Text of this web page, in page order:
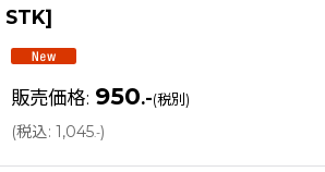
STK]
販売価格: 950.-(税別)
(税込: 1,045.-)